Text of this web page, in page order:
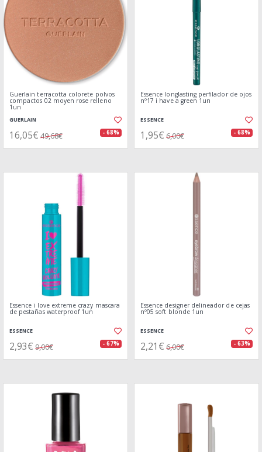
Guerlain terracotta colorete polvos
compactos 02 moyen rose relleno
1un
GUERLAIN
16,05€ 49,68€ - 68%
Essence longlasting perfilador de ojos
nº17 i have a green 1un
ESSENCE
1,95€ 6,00€ - 68%
Essence i love extreme crazy mascara
de pestañas waterproof 1un
ESSENCE
2,93€ 9,00€ - 67%
Essence designer delineador de cejas
nº05 soft blonde 1un
ESSENCE
2,21€ 6,00€ - 63%